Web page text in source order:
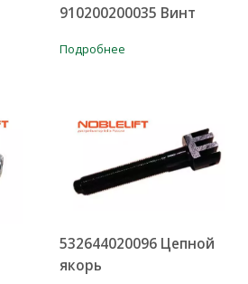
910200200035 Винт
Подробнее
532644020096 Цепной
якорь